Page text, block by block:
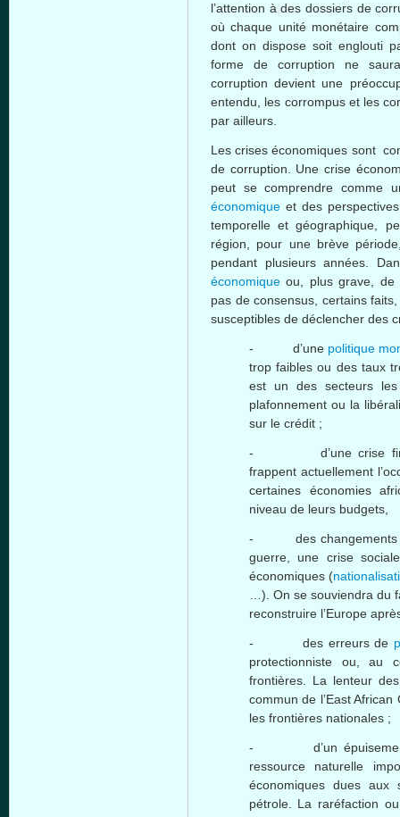
l’attention à des dossiers de
où chaque unité monétaire
dont on dispose soit englouti
forme de corruption ne
corruption devient une
entendu, les corrompus et les
par ailleurs.
Les crises économiques sont
de corruption. Une crise
peut se comprendre comme
économique et des
temporelle et géographique,
région, pour une brève
pendant plusieurs années.
économique ou, plus grave, de
pas de consensus, certains
susceptibles de déclencher des
- d’une politique
trop faibles ou des taux
est un des secteurs
plafonnement ou la
sur le crédit ;
- d’une crise
frappent actuellement
certaines économies
niveau de leurs budgets,
- des changements
guerre, une crise
économiques (
…). On se souviendra du
reconstruire l’Europe
- des erreurs de
protectionniste ou, au
frontières. La lenteur
commun de l’East
les frontières nationales ;
- d’un épuisement
ressource naturelle
économiques dues aux
pétrole. La raréfaction